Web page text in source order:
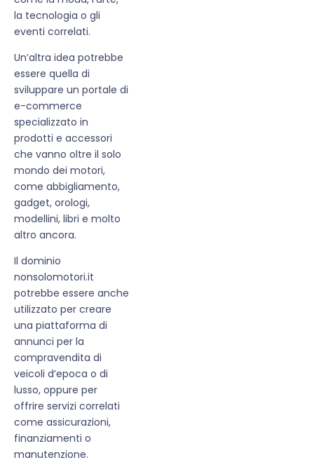
la tecnologia o gli
eventi correlati.
Un’altra idea potrebbe
essere quella di
sviluppare un portale di
e-commerce
specializzato in
prodotti e accessori
che vanno oltre il solo
mondo dei motori,
come abbigliamento,
gadget, orologi,
modellini, libri e molto
altro ancora.
Il dominio
nonsolomotori.it
potrebbe essere anche
utilizzato per creare
una piattaforma di
annunci per la
compravendita di
veicoli d’epoca o di
lusso, oppure per
offrire servizi correlati
come assicurazioni,
finanziamenti o
manutenzione.